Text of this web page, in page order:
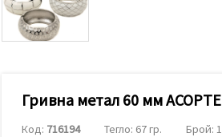
релевантно
съдържание
и реклами,
включително
за анализ
Гривна метал 60 мм АСОРТЕ
Код: 716194 Тегло: 67 гр.
Брой: 1